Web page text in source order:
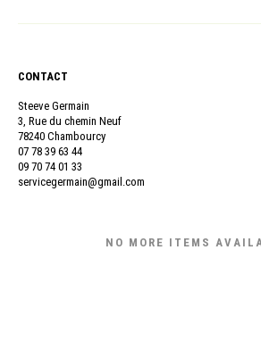
CONTACT
Steeve Germain
3, Rue du chemin Neuf
78240 Chambourcy
07 78 39 63 44
09 70 74 01 33
servicegermain@gmail.com
NO MORE ITEMS